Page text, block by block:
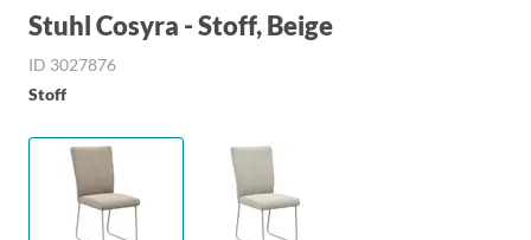
Stuhl Cosyra - Stoff, Beige
ID 3027876
Stoff